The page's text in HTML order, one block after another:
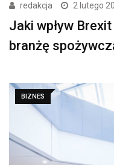
redakcja 2 lutego
Jaki wpływ
branżę
BIZNES